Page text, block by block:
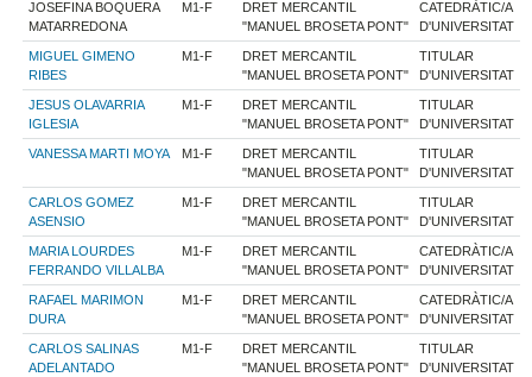
JOSEFINA BOQUERA
MATARREDONA
M1-F
DRET MERCANTIL
"MANUEL BROSETA PONT"
CATEDRÀTIC/A
D'UNIVERSITAT
MIGUEL GIMENO
RIBES
M1-F
DRET MERCANTIL
"MANUEL BROSETA PONT"
TITULAR
D'UNIVERSITAT
JESUS OLAVARRIA
IGLESIA
M1-F
DRET MERCANTIL
"MANUEL BROSETA PONT"
TITULAR
D'UNIVERSITAT
VANESSA MARTI MOYA M1-F
DRET MERCANTIL
"MANUEL BROSETA PONT"
TITULAR
D'UNIVERSITAT
CARLOS GOMEZ
ASENSIO
M1-F
DRET MERCANTIL
"MANUEL BROSETA PONT"
TITULAR
D'UNIVERSITAT
MARIA LOURDES
FERRANDO VILLALBA
M1-F
DRET MERCANTIL
"MANUEL BROSETA PONT"
CATEDRÀTIC/A
D'UNIVERSITAT
RAFAEL MARIMON
DURA
M1-F
DRET MERCANTIL
"MANUEL BROSETA PONT"
CATEDRÀTIC/A
D'UNIVERSITAT
CARLOS SALINAS
ADELANTADO
M1-F
DRET MERCANTIL
"MANUEL BROSETA PONT"
TITULAR
D'UNIVERSITAT